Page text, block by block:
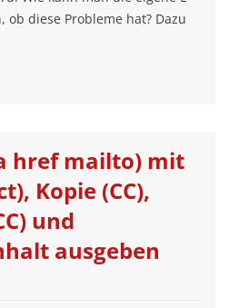
diese Probleme hat? Dazu
href mailto) mit
Kopie (CC),
und
ausgeben